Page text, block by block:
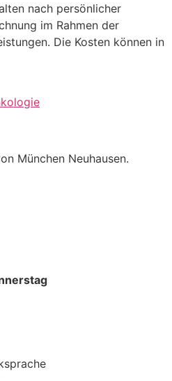
nach persönlicher
im Rahmen der
Die Kosten können in
München Neuhausen.